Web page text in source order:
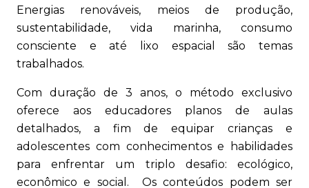
Energias renováveis, meios de produção,
sustentabilidade, vida marinha, consumo
consciente e até lixo espacial são temas
trabalhados.
Com duração de 3 anos, o método exclusivo
oferece aos educadores planos de aulas
detalhados, a fim de equipar crianças e
adolescentes com conhecimentos e habilidades
para enfrentar um triplo desafio: ecológico,
econômico e social. Os conteúdos podem ser